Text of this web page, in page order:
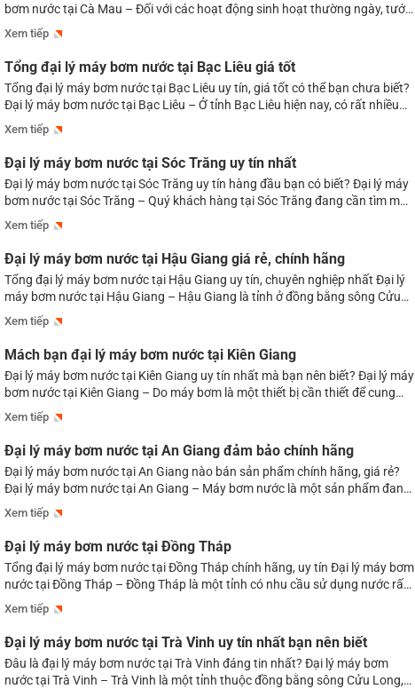
bơm nước tại Cà Mau – Đối với các hoạt động sinh hoạt thường ngày, tưới
tiêu, sản xuất công nghiệp, hay cả phòng cháy chữa cháy,… thì máy bơm
nước đều đóng vai trò hết sức […]
Xem tiếp
Tổng đại lý máy bơm nước tại Bạc Liêu giá tốt
Tổng đại lý máy bơm nước tại Bạc Liêu uy tín, giá tốt có thể bạn chưa biết?
Đại lý máy bơm nước tại Bạc Liêu – Ở tỉnh Bạc Liêu hiện nay, có rất nhiều
địa chỉ cung ứng máy bơm nước mà quý khách hàng có thể tham khảo và
lựa chọn. Nhưng […]
Xem tiếp
Đại lý máy bơm nước tại Sóc Trăng uy tín nhất
Đại lý máy bơm nước tại Sóc Trăng uy tín hàng đầu bạn có biết? Đại lý máy
bơm nước tại Sóc Trăng – Quý khách hàng tại Sóc Trăng đang cần tìm mua
máy bơm nước chất lượng, giá tốt mà vẫn chưa tìm được một đại lý bán
bơm uy tín thì có […]
Xem tiếp
Đại lý máy bơm nước tại Hậu Giang giá rẻ, chính hãng
Tổng đại lý máy bơm nước tại Hậu Giang uy tín, chuyên nghiệp nhất Đại lý
máy bơm nước tại Hậu Giang – Hậu Giang là tỉnh ở đồng bằng sông Cửu
Long, có tình hình kinh tế xã hội phát triển nên nhu cầu về máy bơm cũng
ngày càng lớn. Để đáp ứng […]
Xem tiếp
Mách bạn đại lý máy bơm nước tại Kiên Giang
Đại lý máy bơm nước tại Kiên Giang uy tín nhất mà bạn nên biết? Đại lý máy
bơm nước tại Kiên Giang – Do máy bơm là một thiết bị cần thiết để cung
cấp lượng nước ổn định cho sinh hoạt, sản xuất nông nghiệp, công nghiệp,
xây dựng, hệ thống phòng cháy […]
Xem tiếp
Đại lý máy bơm nước tại An Giang đảm bảo chính hãng
Đại lý máy bơm nước tại An Giang nào bán sản phẩm chính hãng, giá rẻ?
Đại lý máy bơm nước tại An Giang – Máy bơm nước là một sản phẩm đang
được sử dụng ngày càng phổ biến tại An Giang, nhằm đáp ứng được
nguồn nước ổn định cung cấp cho các […]
Xem tiếp
Đại lý máy bơm nước tại Đồng Tháp
Tổng đại lý máy bơm nước tại Đồng Tháp chính hãng, uy tín Đại lý máy bơm
nước tại Đồng Tháp – Đồng Tháp là một tỉnh có nhu cầu sử dụng nước rất
lớn, không chỉ trong các lĩnh vực dân dụng, dùng trong sinh hoạt hàng
ngày, mà còn rất cần thiết đối […]
Xem tiếp
Đại lý máy bơm nước tại Trà Vinh uy tín nhất bạn nên biết
Đâu là đại lý máy bơm nước tại Trà Vinh đáng tin nhất? Đại lý máy bơm
nước tại Trà Vinh – Trà Vinh là một tỉnh thuộc đồng bằng sông Cửu Long,